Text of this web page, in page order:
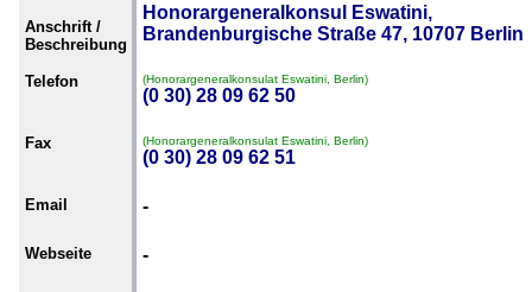
Anschrift /
Beschreibung
Honorargeneralkonsul Eswatini,
Brandenburgische Straße 47, 10707 Berlin
Telefon (Honorargeneralkonsulat Eswatini, Berlin)
(0 30) 28 09 62 50
Fax (Honorargeneralkonsulat Eswatini, Berlin)
(0 30) 28 09 62 51
Email -
Webseite -